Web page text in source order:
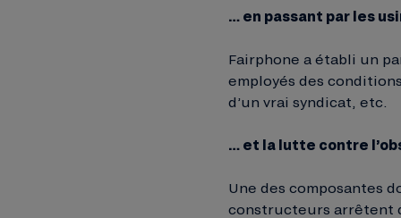
… en passant par les
Fairphone a établi un
employés des
d’un vrai syndicat, etc.
… et la lutte contre
Une des composantes
constructeurs arrêtent